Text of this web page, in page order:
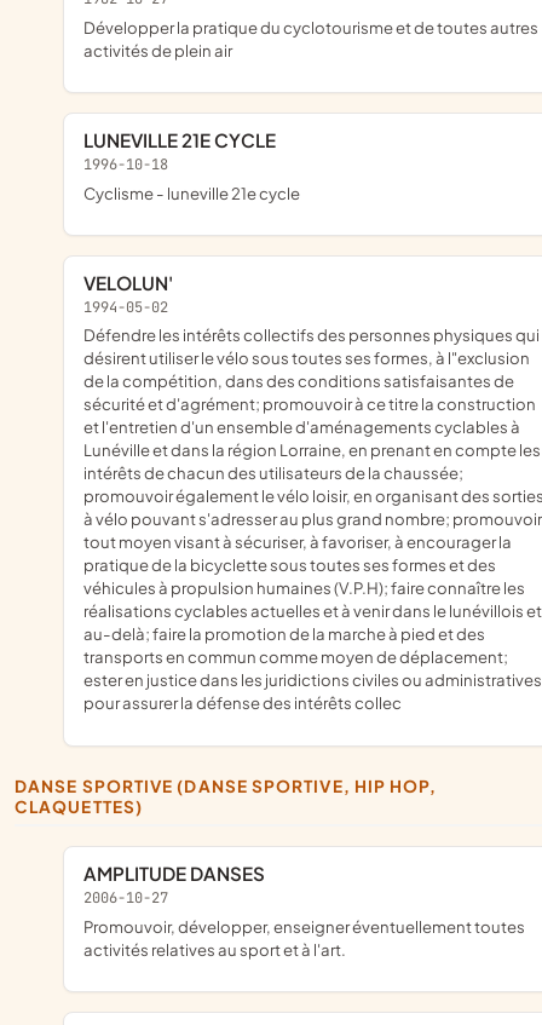
développer la pratique du cyclotourisme et de toutes autres
activités de plein air
LUNEVILLE 21E CYCLE
1996-10-18
cyclisme - luneville 21e cycle
VELOLUN'
1994-05-02
défendre les intérêts collectifs des personnes physiques qui
désirent utiliser le vélo sous toutes ses formes, à l"exclusion
de la compétition, dans des conditions satisfaisantes de
sécurité et d'agrément; promouvoir à ce titre la construction
et l'entretien d'un ensemble d'aménagements cyclables à
Lunéville et dans la région Lorraine, en prenant en compte les
intérêts de chacun des utilisateurs de la chaussée;
promouvoir également le vélo loisir, en organisant des
à vélo pouvant s'adresser au plus grand nombre; promouvoir
tout moyen visant à sécuriser, à favoriser, à encourager la
pratique de la bicyclette sous toutes ses formes et des
véhicules à propulsion humaines (V.P.H); faire connaître les
réalisations cyclables actuelles et à venir dans le lunévillois et
au-delà; faire la promotion de la marche à pied et des
transports en commun comme moyen de déplacement;
ester en justice dans les juridictions civiles ou administratives
pour assurer la défense des intérêts collec
DANSE SPORTIVE (DANSE SPORTIVE, HIP HOP,
CLAQUETTES)
AMPLITUDE DANSES
2006-10-27
Promouvoir, développer, enseigner éventuellement toutes
activités relatives au sport et à l'art.